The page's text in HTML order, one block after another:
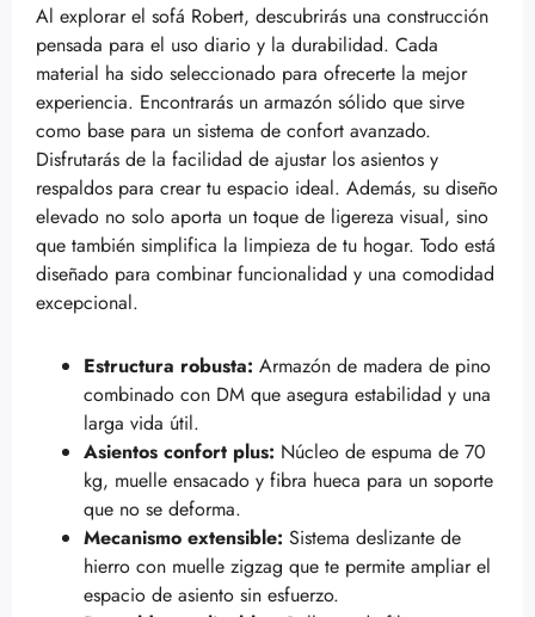
Al explorar el sofá Robert, descubrirás una construcción
pensada para el uso diario y la durabilidad. Cada
material ha sido seleccionado para ofrecerte la mejor
experiencia. Encontrarás un armazón sólido que sirve
como base para un sistema de confort avanzado.
Disfrutarás de la facilidad de ajustar los asientos y
respaldos para crear tu espacio ideal. Además, su diseño
elevado no solo aporta un toque de ligereza visual, sino
que también simplifica la limpieza de tu hogar. Todo está
diseñado para combinar funcionalidad y una comodidad
excepcional.
Estructura robusta: Armazón de madera de pino
combinado con DM que asegura estabilidad y una
larga vida útil.
Asientos confort plus: Núcleo de espuma de 70
kg, muelle ensacado y fibra hueca para un soporte
que no se deforma.
Mecanismo extensible: Sistema deslizante de
hierro con muelle zigzag que te permite ampliar el
espacio de asiento sin esfuerzo.